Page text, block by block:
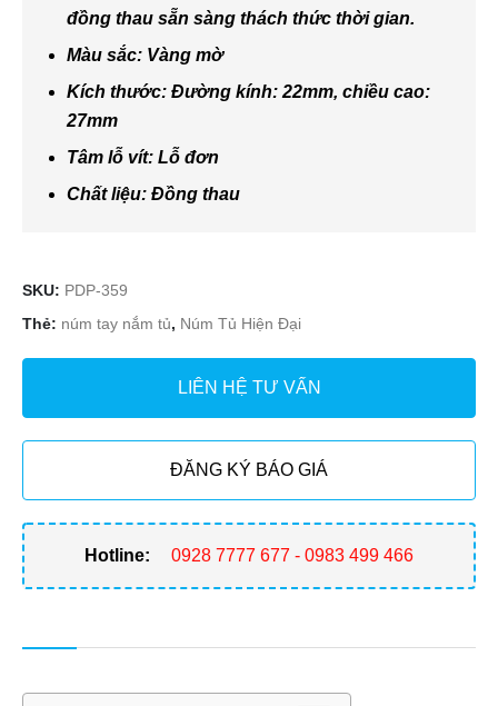
đồng thau sẵn sàng thách thức thời gian.
Màu sắc: Vàng mờ
Kích thước: Đường kính: 22mm, chiều cao:
27mm
Tâm lỗ vít: Lỗ đơn
Chất liệu: Đồng thau
SKU: PDP-359
Thẻ: núm tay nắm tủ, Núm Tủ Hiện Đại
LIÊN HỆ TƯ VẤN
ĐĂNG KÝ BÁO GIÁ
Hotline: 0928 7777 677 - 0983 499 466